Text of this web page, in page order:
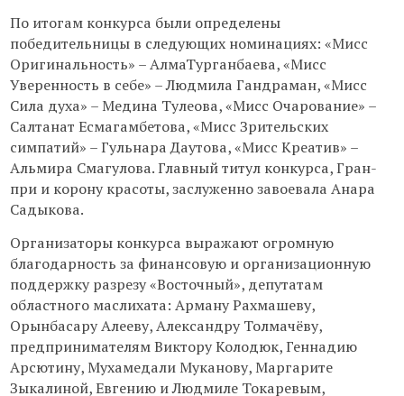
По итогам конкурса были определены
победительницы в следующих номинациях: «Мисс
Оригинальность» – АлмаТурганбаева, «Мисс
Уверенность в себе» – Людмила Гандраман, «Мисс
Сила духа» – Медина Тулеова, «Мисс Очарование» –
Салтанат Есмагамбетова, «Мисс Зрительских
симпатий» – Гульнара Даутова, «Мисс Креатив» –
Альмира Смагулова. Главный титул конкурса, Гран-
при и корону красоты, заслуженно завоевала Анара
Садыкова.
Организаторы конкурса выражают огромную
благодарность за финансовую и организационную
поддержку разрезу «Восточный», депутатам
областного маслихата: Арману Рахмашеву,
Орынбасару Алееву, Александру Толмачёву,
предпринимателям Виктору Колодюк, Геннадию
Арсютину, Мухамедали Муканову, Маргарите
Зыкалиной, Евгению и Людмиле Токаревым,